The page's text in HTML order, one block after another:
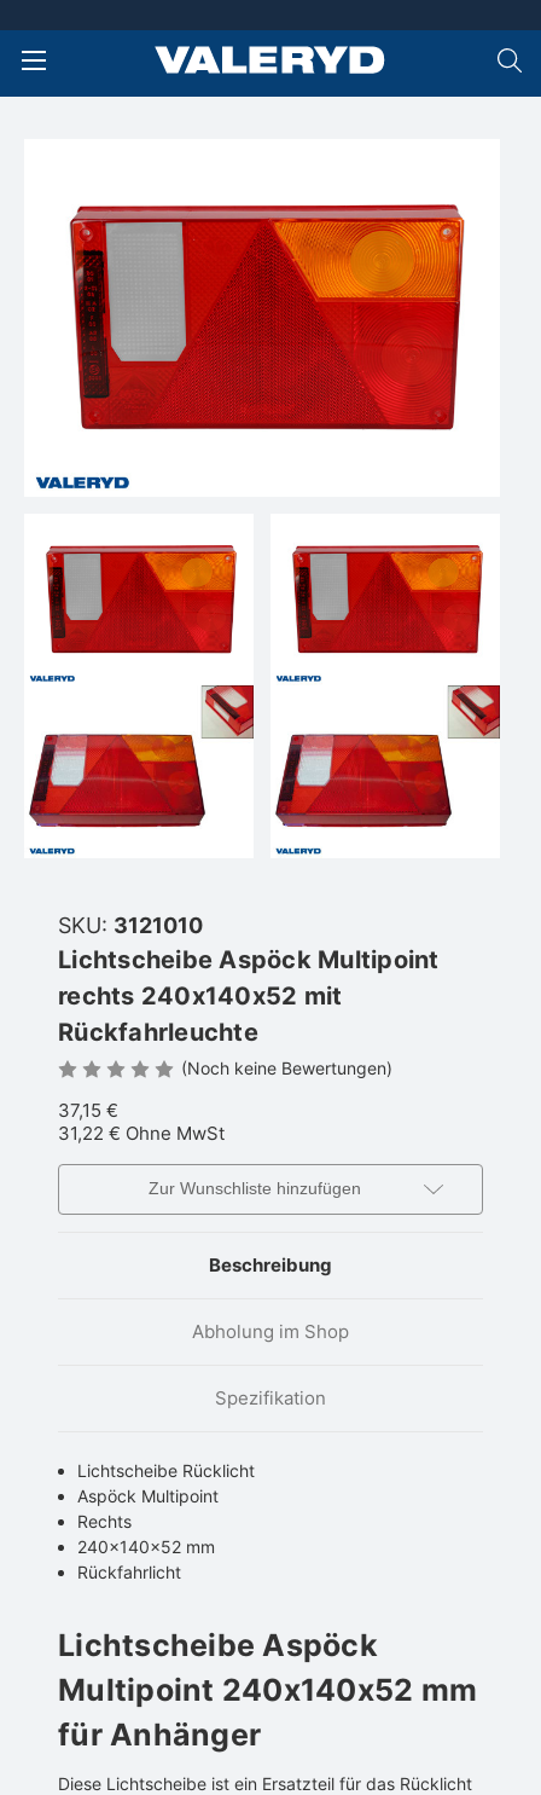
SKU: 3121010
Lichtscheibe Aspöck Multipoint
rechts 240x140x52 mit
Rückfahrleuchte
(Noch keine Bewertungen)
37,15 €
31,22 € Ohne MwSt
Zur Wunschliste hinzufügen
Beschreibung
Abholung im Shop
Spezifikation
Lichtscheibe Rücklicht
Aspöck Multipoint
Rechts
240x140x52 mm
Rückfahrlicht
Lichtscheibe Aspöck
Multipoint 240x140x52 mm
für Anhänger
Diese Lichtscheibe ist ein Ersatzteil für das Rücklicht